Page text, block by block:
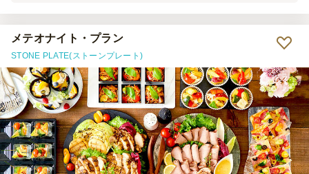
メテオナイト・プラン
STONE PLATE(ストーンプレート)